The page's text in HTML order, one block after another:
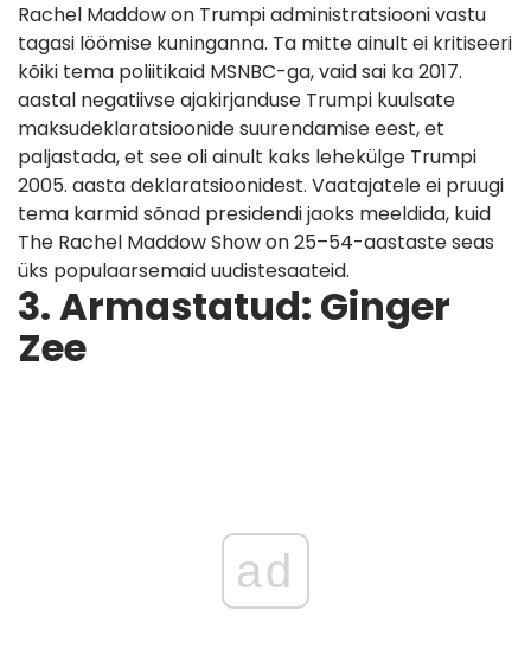
Rachel Maddow on Trumpi administratsiooni vastu
tagasi löömise kuninganna. Ta mitte ainult ei kritiseeri
kõiki tema poliitikaid MSNBC-ga, vaid sai ka 2017.
aastal negatiivse ajakirjanduse Trumpi kuulsate
maksudeklaratsioonide suurendamise eest, et
paljastada, et see oli ainult kaks lehekülge Trumpi
2005. aasta deklaratsioonidest. Vaatajatele ei pruugi
tema karmid sõnad presidendi jaoks meeldida, kuid
The Rachel Maddow Show on 25–54-aastaste seas
üks populaarsemaid uudistesaateid.
3. Armastatud: Ginger
Zee
ad